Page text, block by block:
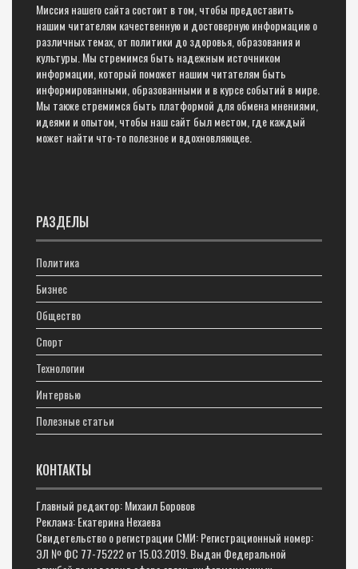
Миссия нашего сайта состоит в том, чтобы предоставить
нашим читателям качественную и достоверную информацию о
различных темах, от политики до здоровья, образования и
культуры. Мы стремимся быть надежным источником
информации, который поможет нашим читателям быть
информированными, образованными и в курсе событий в мире.
Мы также стремимся быть платформой для обмена мнениями,
идеями и опытом, чтобы наш сайт был местом, где каждый
может найти что-то полезное и вдохновляющее.
РАЗДЕЛЫ
Политика
Бизнес
Общество
Спорт
Технологии
Интервью
Полезные статьи
КОНТАКТЫ
Главный редактор: Михаил Боровов
Реклама: Екатерина Нехаева
Свидетельство о регистрации СМИ: Регистрационный номер:
ЭЛ № ФС 77-75222 от 15.03.2019. Выдан Федеральной